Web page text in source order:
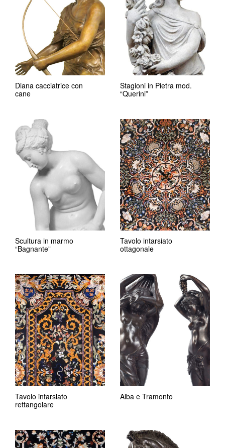
Diana cacciatrice con
cane
Stagioni in Pietra mod.
“Querini”
Scultura in marmo
“Bagnante”
Tavolo intarsiato
ottagonale
Tavolo intarsiato
rettangolare
Alba e Tramonto